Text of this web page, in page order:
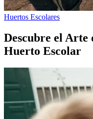
Huertos Escolares
Descubre el Arte
Huerto Escolar